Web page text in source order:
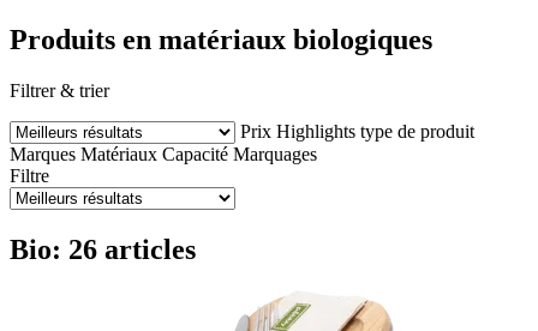
Produits en matériaux biologiques
Filtrer & trier
Prix Highlights type de produit
Marques Matériaux Capacité Marquages
Filtre
Bio: 26 articles